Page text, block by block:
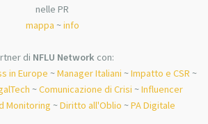
nelle PR
mappa ~info
di NFLU Network con:
in Europe ~Manager Italiani ~Impatto e CSR ~
~Comunicazione di Crisi ~Influencer
Monitoring ~Diritto all'Oblio ~PA Digitale